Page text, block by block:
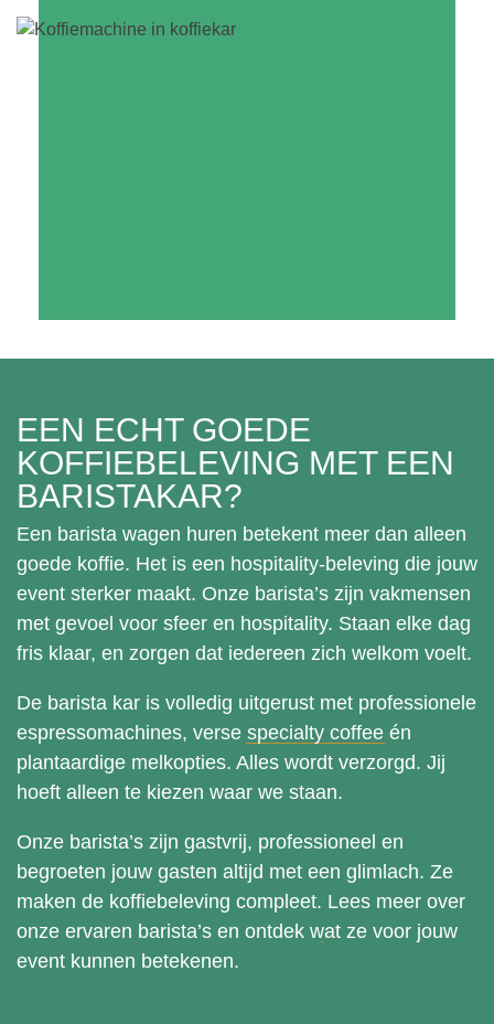
EEN ECHT GOEDE
KOFFIEBELEVING MET EEN
BARISTAKAR?
Een barista wagen huren betekent meer dan alleen
goede koffie. Het is een hospitality-beleving die jouw
event sterker maakt. Onze barista’s zijn vakmensen
met gevoel voor sfeer en hospitality. Staan elke dag
fris klaar, en zorgen dat iedereen zich welkom voelt.
De barista kar is volledig uitgerust met professionele
espressomachines, verse specialty coffee én
plantaardige melkopties. Alles wordt verzorgd. Jij
hoeft alleen te kiezen waar we staan.
Onze barista’s zijn gastvrij, professioneel en
begroeten jouw gasten altijd met een glimlach. Ze
maken de koffiebeleving compleet. Lees meer over
onze ervaren barista’s en ontdek wat ze voor jouw
event kunnen betekenen.